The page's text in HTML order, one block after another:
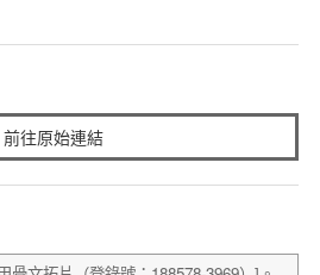
前往原始連結